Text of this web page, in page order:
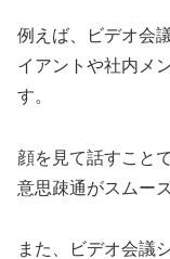
例えば、ビデオ会
イアントや社内メ
す。
顔を見て話すこと
意思疎通がスムー
また、ビデオ会議